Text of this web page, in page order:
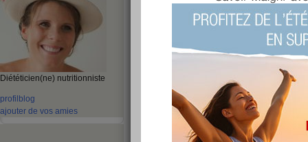
Diététicien(ne) nutritionniste
profil blog
ajouter de vos amies
Blog de
L'été est là !
légumes estivaux !
publié le 21/06/2013 à 16:21